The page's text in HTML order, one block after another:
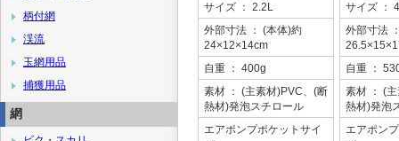
サイズ ： 2.2L
外部寸法 ： (本体)約
24×12×14cm
自重 ： 400g
素材 ： (主素材)PVC、(断
熱材)発泡スチロール
エアポンプポケットサイ
サイズ ：
外部寸法
自重 ：
素材 ： (
熱材)発泡
エアポン
柄付網
渓流
玉網用品
捕獲用品
網